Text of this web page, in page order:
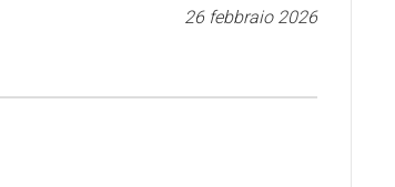
26 febbraio 2026